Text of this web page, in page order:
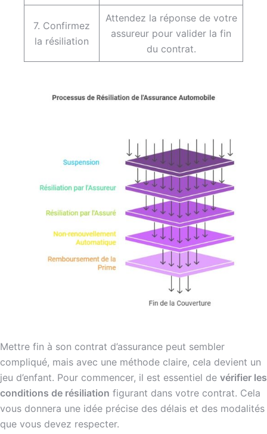
7. Confirmez
la résiliation
Attendez la réponse de votre
assureur pour valider la fin
du contrat.
Mettre fin à son contrat d’assurance peut sembler
compliqué, mais avec une méthode claire, cela devient un
jeu d’enfant. Pour commencer, il est essentiel de vérifier les
conditions de résiliation figurant dans votre contrat. Cela
vous donnera une idée précise des délais et des modalités
que vous devez respecter.